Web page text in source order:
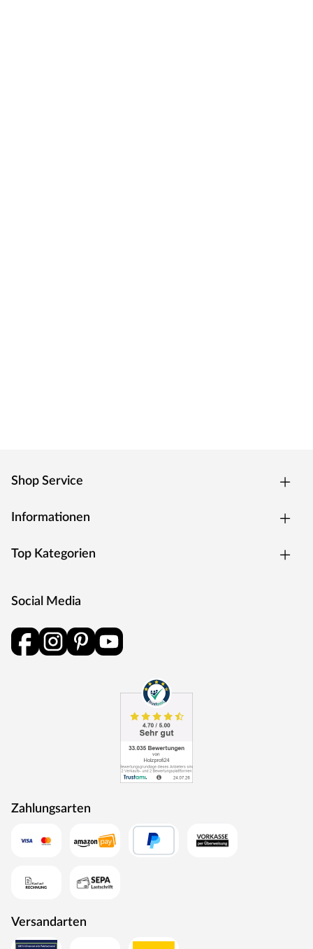
Shop Service
Informationen
Top Kategorien
Social Media
Zahlungsarten
Versandarten